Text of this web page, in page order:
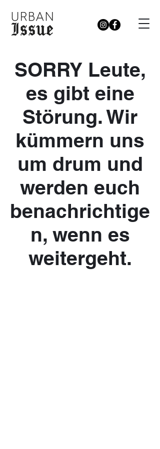
SORRY Leute,
es gibt eine
Störung. Wir
kümmern uns
um drum und
werden euch
benachrichtige
n, wenn es
weitergeht.